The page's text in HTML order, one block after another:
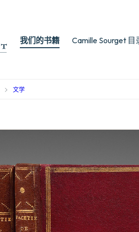
我们的书籍 Camille Sourget 目
文学